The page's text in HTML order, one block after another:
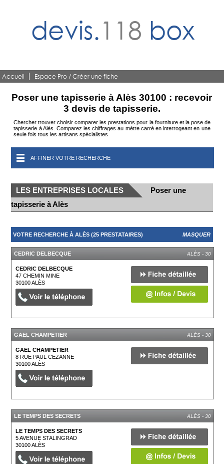
devis.118 box
Accueil Espace Pro / Créer une fiche
Poser une tapisserie à Alès 30100 : recevoir
3 devis de tapisserie.
Chercher trouver choisir comparer les prestations pour la fourniture et la pose de
tapisserie à Alès. Comparez les chiffrages au mètre carré en interrogeant en une
seule fois tous les artisans spécialistes
AFFINER VOTRE RECHERCHE
LES ENTREPRISES LOCALES
Poser une
tapisserie à Alès
VOTRE RECHERCHE À ALÈS (25 PRESTATAIRES) MASQUER
CEDRIC DELBECQUE ALÈS - 30
CEDRIC DELBECQUE
47 CHEMIN MINE
30100ALÈS
GAEL CHAMPETIER ALÈS - 30
GAEL CHAMPETIER
8 RUE PAUL CEZANNE
30100ALÈS
LE TEMPS DES SECRETS ALÈS - 30
LE TEMPS DES SECRETS
5 AVENUE STALINGRAD
30100ALÈS